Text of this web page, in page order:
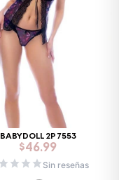
BABYDOLL 2P 7553
$46.99
Sin reseñas